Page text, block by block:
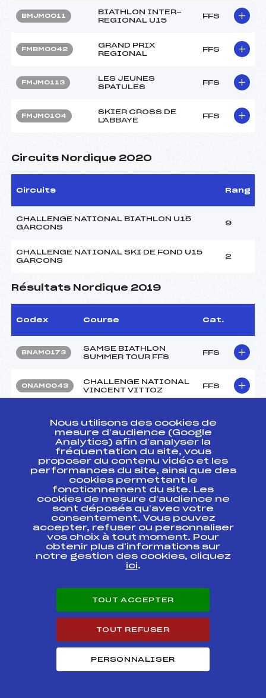
BMJM0011
BIATHLON INTER-
REGIONAL U15
FFS
FMBM0042
GRAND PRIX
REGIONAL
FFS
FMJM0113
LES JEUNES
SPATULES
FFS
FMJM0104
SKIER CROSS DE
L'ABBAYE
FFS
Circuits Nordique 2020
Circuits Rang
CHALLENGE NATIONAL BIATHLON U15
GARCONS
9
CHALLENGE NATIONAL SKI DE FOND U15
GARCONS
2
Résultats Nordique 2019
Codex Course Cat.
BNAM0173
SAMSE BIATHLON
SUMMER TOUR FFS
FFS
ONAM0043
CHALLENGE NATIONAL
VINCENT VITTOZ
FFS
ONAM0041
VINCENT VITTOZ
FFS
BNAM0163
SAMSE BIATHLON
SUMMER TOUR FFS
FFS
FNAM0171
RELAIS DIVISION 2 -
Hommes-
CHAMPIONNATS DE
FRANCE DES CLUBS
FFS
BMJM0032
CHALLENGE REGIONAL
MONTS DE JOUX /
Etape 3
FFS
FNAM0131 FFS
SPATULES
FFS
ESSS – CONCOURS
Nous utilisons des cookies de
mesure d’audience (Google
Analytics) afin d’analyser la
fréquentation du site, vous
proposer du contenu vidéo et les
performances du site, ainsi que des
cookies permettant le
fonctionnement du site. Les
cookies de mesure d’audience ne
sont déposés qu’avec votre
consentement. Vous pouvez
accepter, refuser ou personnaliser
vos choix à tout moment. Pour
obtenir plus d'informations sur
notre gestion des cookies, cliquez
ici.
TOUT ACCEPTER
TOUT REFUSER
PERSONNALISER